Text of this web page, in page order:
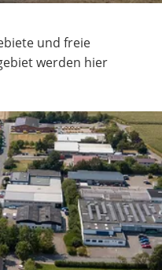
und freie
werden hier